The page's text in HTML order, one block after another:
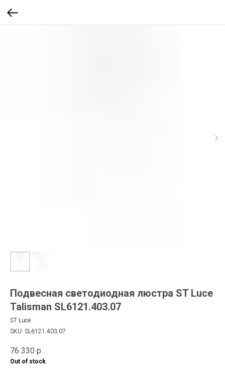
Подвесная светодиодная люстра ST Luce
Talisman SL6121.403.07
ST Luce
SKU: SL6121.403.07
76 330 р.
Out of stock